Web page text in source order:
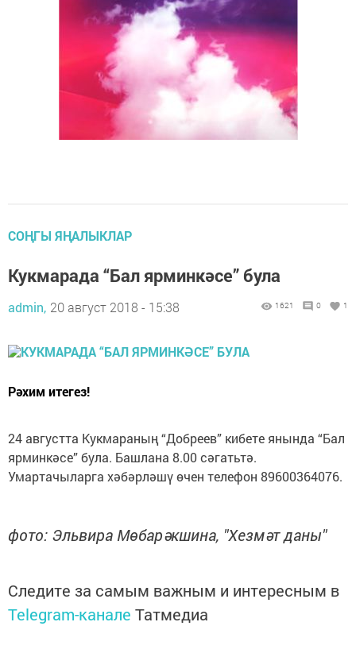
СОҢГЫ ЯҢАЛЫКЛАР
Кукмарада “Бал ярминкәсе” була
admin, 20 август 2018 - 15:38 1621 0 1
Рәхим итегез!
24 августта Кукмараның “Добреев” кибете янында “Бал
ярминкәсе” була. Башлана 8.00 сәгатьтә.
Умартачыларга хәбәрләшү өчен телефон 89600364076.
фото: Эльвира Мөбарәкшина, "Хезмәт даны"
Следите за самым важным и интересным в
Telegram-канале Татмедиа